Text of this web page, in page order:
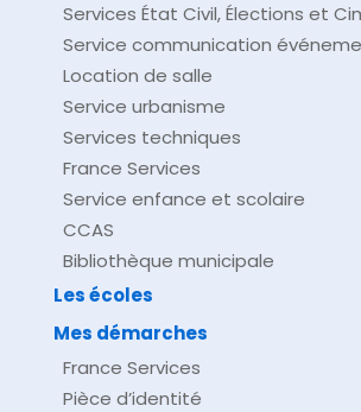
Services État Civil, Élections et
Service communication
Location de salle
Service urbanisme
Services techniques
France Services
Service enfance et scolaire
CCAS
Bibliothèque municipale
Les écoles
Mes démarches
France Services
Pièce d’identité